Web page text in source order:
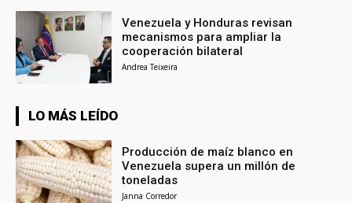
Venezuela y Honduras revisan
mecanismos para ampliar la
cooperación bilateral
Andrea Teixeira
LO MÁS LEÍDO
Producción de maíz blanco en
Venezuela supera un millón de
toneladas
Janna Corredor